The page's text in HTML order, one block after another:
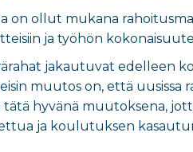
on ollut mukana
ja työhön
jakautuvat edelleen
muutos on, että uusissa
tätä hyvänä muutoksena,
ja koulutuksen